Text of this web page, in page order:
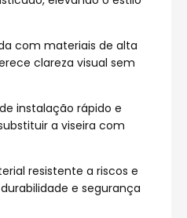
com materiais de alta
clareza visual sem
instalação rápido e
a viseira com
resistente a riscos e
e segurança